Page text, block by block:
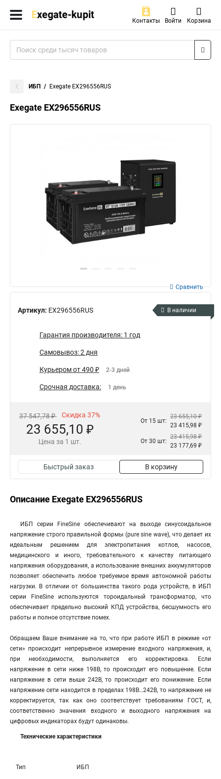
Контакты Войти Корзина
ИБП Exegate EX296556RUS
Exegate EX296556RUS
Артикул: EX296556RUS
Сравнить
В наличии
Гарантия производителя: 1 год
Самовывоз: 2 дня
Курьером от 490 ₽ 2-3 дней
Срочная доставка: 1 день
37 547,78 ₽ Скидка 37%
23 655,10 ₽
Цена за 1 шт.
От 15 шт:
23 655,10 ₽
23 415,98 ₽
От 30 шт:
23 415,98 ₽
23 177,69 ₽
Быстрый заказ В корзину
Описание Exegate EX296556RUS
ИБП серии FineSine обеспечивают на выходе синусоидальное
напряжение строго правильной формы (pure sine wave), что делает их
идеальным решением для электропитания котлов, насосов,
медицинского и иного, требовательного к качеству питающего
напряжения оборудования, а использование внешних аккумуляторов
позволяет обеспечить любое требуемое время автономной работы
нагрузки. В отличии от большинства такого рода устройств, в ИБП
серии FineSine используются тороидальный трансформатор, что
обеспечивает предельно высокий КПД устройства, бесшумность его
работы и полное отсутствие помех.
Обращаем Ваше внимание на то, что при работе ИБП в режиме «от
сети» происходит непрерывное измерение входного напряжения, и,
при необходимости, выполняется его корректировка. Если
напряжение в сети ниже 198В, то происходит его повышение. Если
напряжение в сети выше 242В, то происходит его понижение. Если
напряжение сети находится в пределах 198В…242В, то напряжение не
корректируется, так как оно соответствует требованиям ГОСТ, и,
соответственно значения входного и выходного напряжения на
цифровых индикаторах будут одинаковы.
Технические характеристики
Тип ИБП